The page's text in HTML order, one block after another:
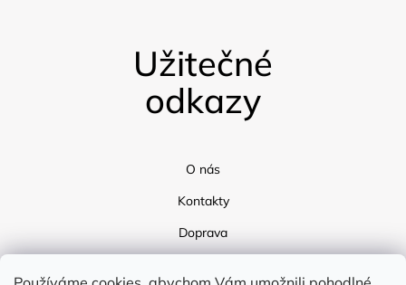
Užitečné
odkazy
O nás
Kontakty
Doprava